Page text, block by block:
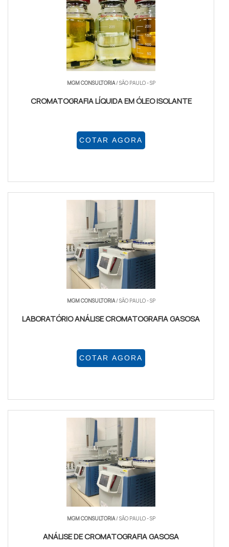
MGM CONSULTORIA/ SÃO PAULO - SP
CROMATOGRAFIA LÍQUIDA EM ÓLEO ISOLANTE
COTAR AGORA
MGM CONSULTORIA/ SÃO PAULO - SP
LABORATÓRIO ANÁLISE CROMATOGRAFIA GASOSA
COTAR AGORA
MGM CONSULTORIA/ SÃO PAULO - SP
ANÁLISE DE CROMATOGRAFIA GASOSA